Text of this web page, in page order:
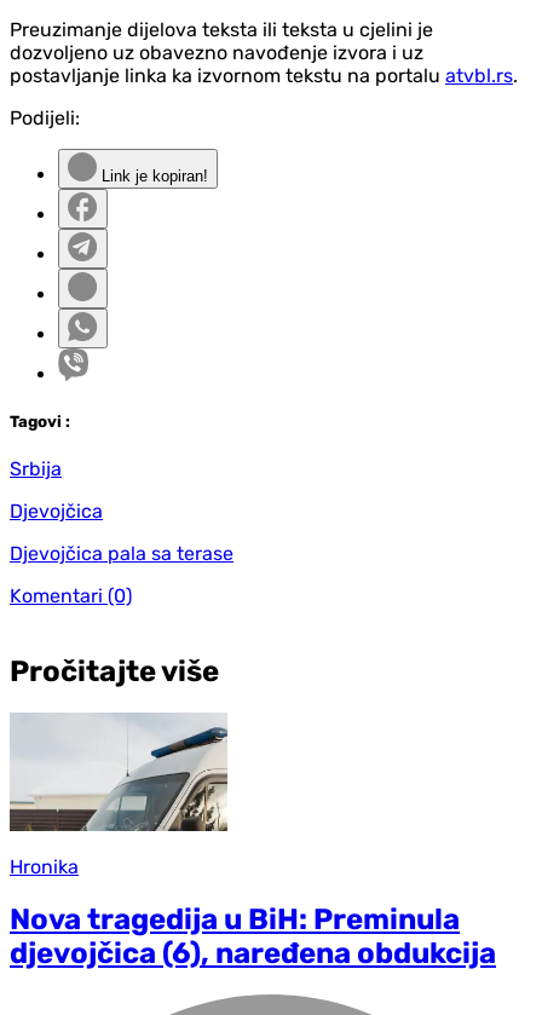
Preuzimanje dijelova teksta ili teksta u cjelini je
dozvoljeno uz obavezno navođenje izvora i uz
postavljanje linka ka izvornom tekstu na portalu atvbl.rs.
Podijeli:
Link je kopiran!
Tagovi :
Srbija
Djevojčica
Djevojčica pala sa terase
Komentari (0)
Pročitajte više
Hronika
Nova tragedija u BiH: Preminula
djevojčica (6), naređena obdukcija